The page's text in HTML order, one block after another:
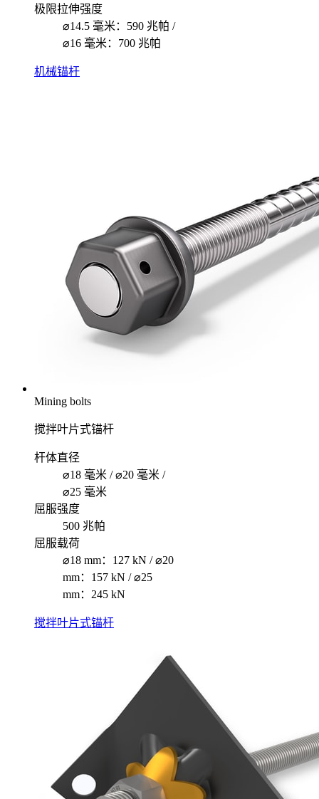
极限拉伸强度
⌀14.5 毫米：590 兆帕 /
⌀16 毫米：700 兆帕
机械锚杆
Mining bolts
搅拌叶片式锚杆
杆体直径
⌀18 毫米 / ⌀20 毫米 /
⌀25 毫米
屈服强度
500 兆帕
屈服载荷
⌀18 mm：127 kN / ⌀20
mm：157 kN / ⌀25
mm：245 kN
搅拌叶片式锚杆